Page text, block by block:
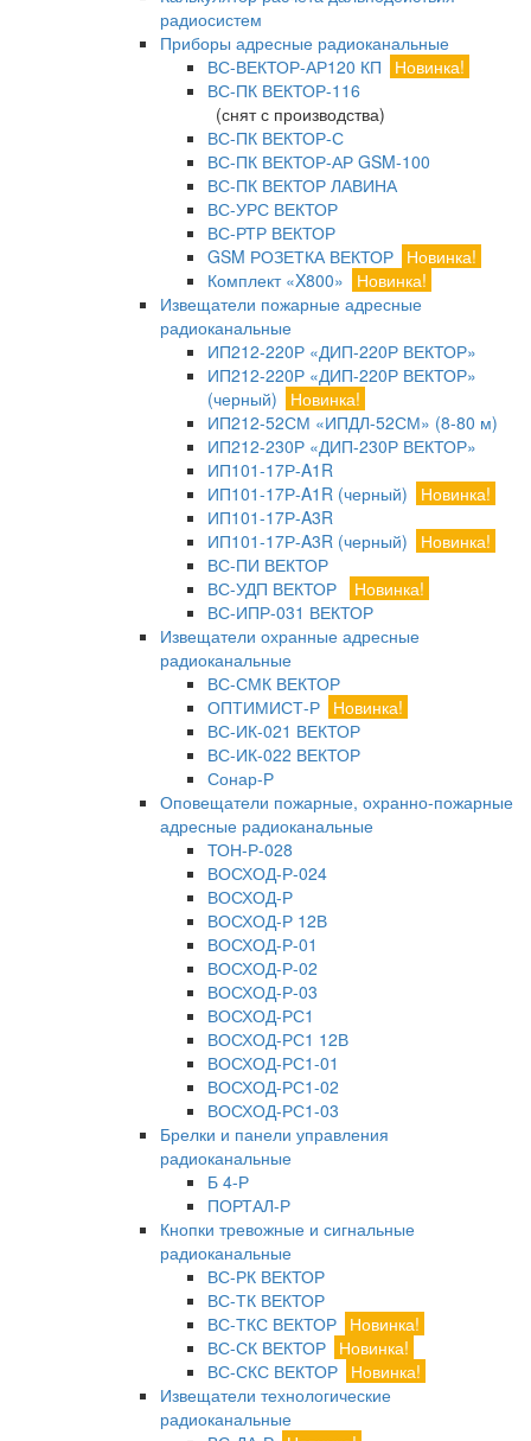
радиосистем
Приборы адресные радиоканальные
ВС-ВЕКТОР-АР120 КП
Новинка!
ВС-ПК ВЕКТОР-116
(снят с производства)
ВС-ПК ВЕКТОР-С
ВС-ПК ВЕКТОР-АР GSM-100
ВС-ПК ВЕКТОР ЛАВИНА
ВС-УРС ВЕКТОР
ВС-РТР ВЕКТОР
GSM РОЗЕТКА ВЕКТОР Новинка!
Комплект «X800»
Новинка!
Извещатели пожарные адресные
радиоканальные
ИП212-220Р «ДИП-220Р ВЕКТОР»
ИП212-220Р «ДИП-220Р ВЕКТОР»
(черный)
Новинка!
ИП212-52СМ «ИПДЛ-52СМ» (8-80 м)
ИП212-230Р «ДИП-230Р ВЕКТОР»
ИП101-17Р-A1R
ИП101-17Р-A1R (черный)
Новинка!
ИП101-17Р-A3R
ИП101-17Р-A3R (черный)
Новинка!
ВС-ПИ ВЕКТОР
ВС-УДП ВЕКТОР
Новинка!
ВС-ИПР-031 ВЕКТОР
Извещатели охранные адресные
радиоканальные
ВС-СМК ВЕКТОР
ОПТИМИСТ-Р Новинка!
ВС-ИК-021 ВЕКТОР
ВС-ИК-022 ВЕКТОР
Сонар-Р
Оповещатели пожарные, охранно-пожарные
адресные радиоканальные
ТОН-Р-028
ВОСХОД-Р-024
ВОСХОД-Р
ВОСХОД-Р 12В
ВОСХОД-Р-01
ВОСХОД-Р-02
ВОСХОД-Р-03
ВОСХОД-РС1
ВОСХОД-РС1 12В
ВОСХОД-РС1-01
ВОСХОД-РС1-02
ВОСХОД-РС1-03
Брелки и панели управления
радиоканальные
Б 4-Р
ПОРТАЛ-Р
Кнопки тревожные и сигнальные
радиоканальные
ВС-РК ВЕКТОР
ВС-ТК ВЕКТОР
ВС-ТКС ВЕКТОР Новинка!
ВС-СК ВЕКТОР Новинка!
ВС-СКС ВЕКТОР Новинка!
Извещатели технологические
радиоканальные